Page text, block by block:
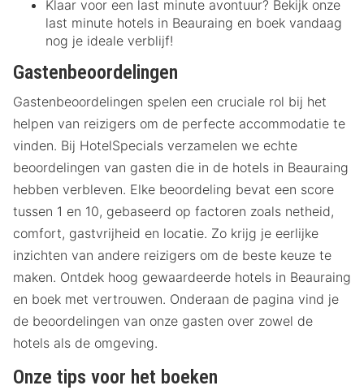
Klaar voor een last minute avontuur? Bekijk onze
last minute hotels in Beauraing en boek vandaag
nog je ideale verblijf!
Gastenbeoordelingen
Gastenbeoordelingen spelen een cruciale rol bij het
helpen van reizigers om de perfecte accommodatie te
vinden. Bij HotelSpecials verzamelen we echte
beoordelingen van gasten die in de hotels in Beauraing
hebben verbleven. Elke beoordeling bevat een score
tussen 1 en 10, gebaseerd op factoren zoals netheid,
comfort, gastvrijheid en locatie. Zo krijg je eerlijke
inzichten van andere reizigers om de beste keuze te
maken. Ontdek hoog gewaardeerde hotels in Beauraing
en boek met vertrouwen. Onderaan de pagina vind je
de beoordelingen van onze gasten over zowel de
hotels als de omgeving.
Onze tips voor het boeken